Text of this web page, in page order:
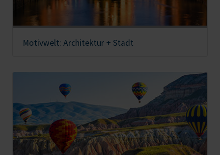
Motivwelt: Architektur + Stadt